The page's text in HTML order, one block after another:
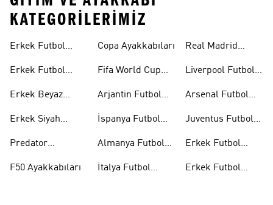
KATEGORILERIMIZ
Erkek Futbol
Erkek Futbol
Erkek Beyaz
Ayakkabıları
Erkek Siyah
Ayakkabıları
Predator
F50 Ayakkabıları
Copa Ayakkabıları
Fifa World Cup
Arjantin Futbol
İspanya Futbol
Almanya Futbol
İtalya Futbol
Real Madrid
Liverpool Futbol
Arsenal Futbol
Juventus Futbol
Erkek Futbol
Erkek Futbol